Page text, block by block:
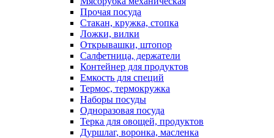
Прочая посуда
Стакан, кружка, стопка
Ложки, вилки
Открывашки, штопор
Салфетница, держатели
Контейнер для продуктов
Емкость для специй
Термос, термокружка
Наборы посуды
Одноразовая посуда
Терка для овощей, продуктов
Дуршлаг, воронка, масленка